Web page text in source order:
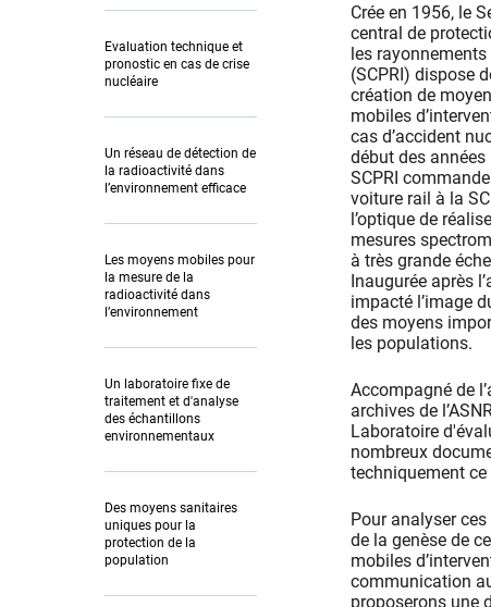
Evaluation technique et
pronostic en cas de crise
nucléaire
Un réseau de détection de
la radioactivité dans
l’environnement efficace
Les moyens mobiles pour
la mesure de la
radioactivité dans
l’environnement
Un laboratoire fixe de
traitement et d'analyse
des échantillons
environnementaux
Des moyens sanitaires
uniques pour la
protection de la
population
Crée en 1956, le
central de
les
(SCPRI) dispose
création de
mobiles
cas d’accident
début des années
SCPRI
voiture rail à la
l’optique de
mesures
à très grande
Inaugurée après
impacté l’image
des moyens
les populations.
Accompagné de
archives de
Laboratoire
nombreux
techniquement ce
Pour analyser
de la genèse de
mobiles
communication
proposerons une